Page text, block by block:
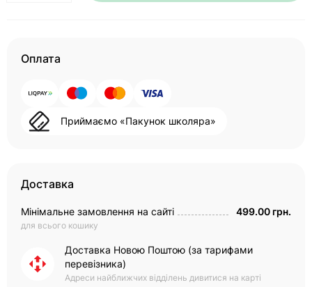
Оплата
Приймаємо «Пакунок школяра»
Доставка
Мінімальне замовлення на сайті
для всього кошику
499.00 грн.
Доставка Новою Поштою (за тарифами
перевізника)
Адреси найближчих відділень дивитися на карті